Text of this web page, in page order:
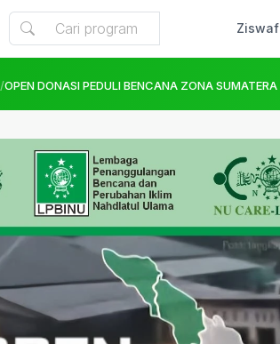
Ziswaf
/OPEN DONASI PEDULI BENCANA ZONA SUMATERA